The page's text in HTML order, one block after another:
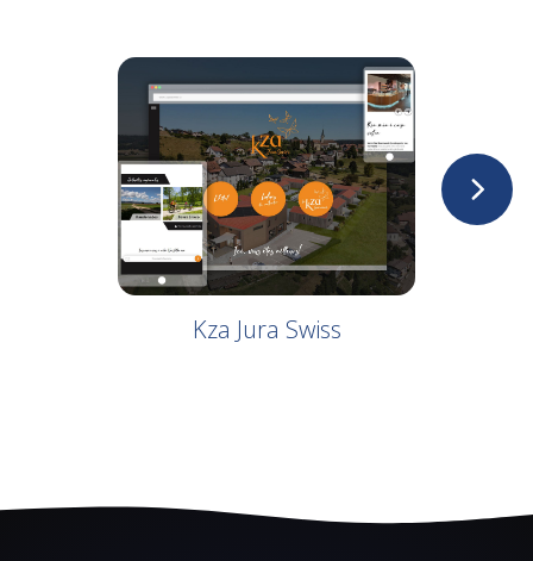
Kza Jura Swiss